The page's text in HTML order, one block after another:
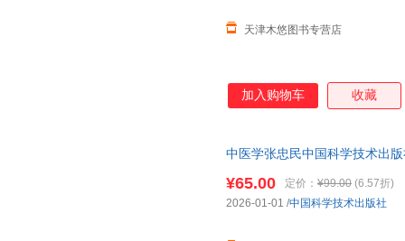
天津木悠图书专营店
加入购物车 收藏
中医学张忠民中国科学技术出版
¥65.00 定价： ¥99.00 (6.57折)
2026-01-01 /中国科学技术出版社